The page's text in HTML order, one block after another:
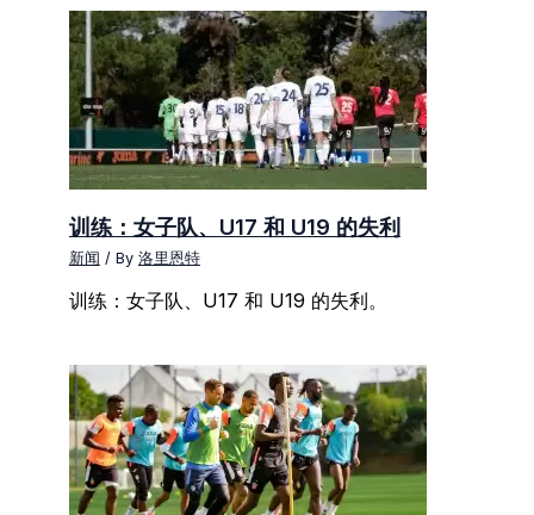
训练：女子队、U17 和 U19 的失利
新闻 / By 洛里恩特
训练：女子队、U17 和 U19 的失利。